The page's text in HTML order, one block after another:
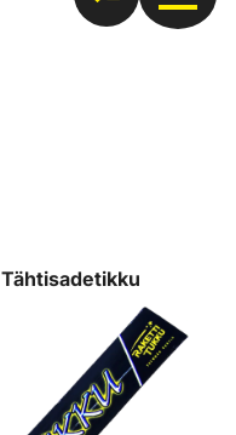
Tähtisadetikku